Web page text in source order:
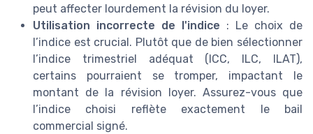
peut affecter lourdement la révision du loyer.
Utilisation incorrecte de l'indice : Le choix de
l’indice est crucial. Plutôt que de bien sélectionner
l’indice trimestriel adéquat (ICC, ILC, ILAT),
certains pourraient se tromper, impactant le
montant de la révision loyer. Assurez-vous que
l’indice choisi reflète exactement le bail
commercial signé.